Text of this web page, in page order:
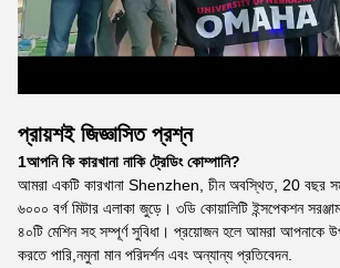
প্রায়শই জিজ্ঞাসিত প্রশ্ন
1আপনি কি কারখানা নাকি ট্রেডিং কোম্পানি?
আমরা একটি কারখানা Shenzhen, চীন অবস্থিত, 20 বছর
৬০০০ বর্গ মিটার এলাকা জুড়ে। ৩ডি কোয়ালিটি ইন্সপেকশন
৪০টি মেশিন সহ সম্পূর্ণ সুবিধা। প্রয়োজন হলে আমরা আপনাকে
করতে পারি,নমুনা মান পরিদর্শন এবং অন্যান্য প্রতিবেদন.